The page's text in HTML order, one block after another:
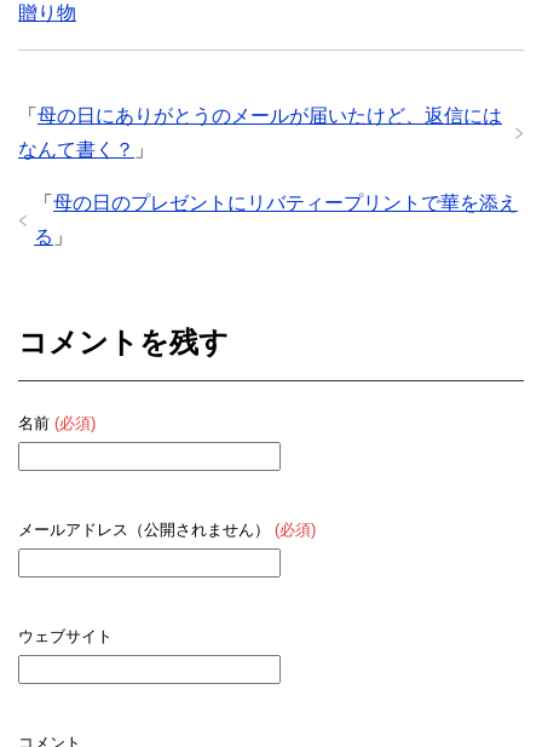
贈り物
「 母の日にありがとうのメールが届いたけど、返信には
なんて書く？ 」
「 母の日のプレゼントにリバティープリントで華を添え
る 」
コメントを残す
名前 (必須)
メールアドレス（公開されません） (必須)
ウェブサイト
コメント